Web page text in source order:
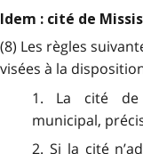
Idem : cité de
(8) Les règles
visées à la
1. La cité de
municipal,
2. Si la cité